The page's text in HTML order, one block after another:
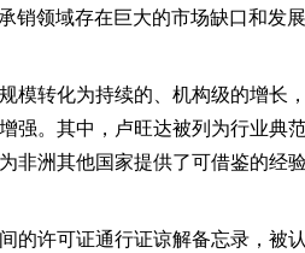
领域存在巨大的市场缺口和发展
模转化为持续的、机构级的增长
强。其中，卢旺达被列为行业典
洲其他国家提供了可借鉴的经验
的许可证通行证谅解备忘录，被